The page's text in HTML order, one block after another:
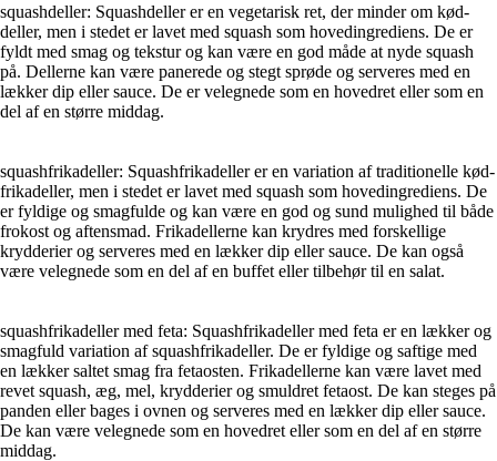
squashdeller: Squashdeller er en vegetarisk ret, der minder om kød-
deller, men i stedet er lavet med squash som hovedingrediens. De er
fyldt med smag og tekstur og kan være en god måde at nyde squash
på. Dellerne kan være panerede og stegt sprøde og serveres med en
lækker dip eller sauce. De er velegnede som en hovedret eller som en
del af en større middag.
squashfrikadeller: Squashfrikadeller er en variation af traditionelle kød-
frikadeller, men i stedet er lavet med squash som hovedingrediens. De
er fyldige og smagfulde og kan være en god og sund mulighed til både
frokost og aftensmad. Frikadellerne kan krydres med forskellige
krydderier og serveres med en lækker dip eller sauce. De kan også
være velegnede som en del af en buffet eller tilbehør til en salat.
squashfrikadeller med feta: Squashfrikadeller med feta er en lækker og
smagfuld variation af squashfrikadeller. De er fyldige og saftige med
en lækker saltet smag fra fetaosten. Frikadellerne kan være lavet med
revet squash, æg, mel, krydderier og smuldret fetaost. De kan steges på
panden eller bages i ovnen og serveres med en lækker dip eller sauce.
De kan være velegnede som en hovedret eller som en del af en større
middag.